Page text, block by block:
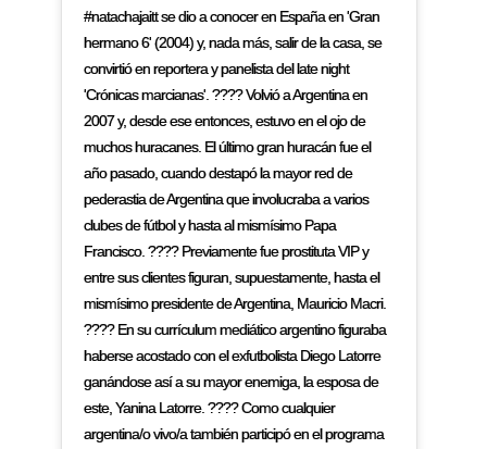
#natachajaitt se dio a conocer en España en 'Gran
hermano 6' (2004) y, nada más, salir de la casa, se
convirtió en reportera y panelista del late night
'Crónicas marcianas'. ???? Volvió a Argentina en
2007 y, desde ese entonces, estuvo en el ojo de
muchos huracanes. El último gran huracán fue el
año pasado, cuando destapó la mayor red de
pederastia de Argentina que involucraba a varios
clubes de fútbol y hasta al mismísimo Papa
Francisco. ???? Previamente fue prostituta VIP y
entre sus clientes figuran, supuestamente, hasta el
mismísimo presidente de Argentina, Mauricio Macri.
???? En su currículum mediático argentino figuraba
haberse acostado con el exfutbolista Diego Latorre
ganándose así a su mayor enemiga, la esposa de
este, Yanina Latorre. ???? Como cualquier
argentina/o vivo/a también participó en el programa